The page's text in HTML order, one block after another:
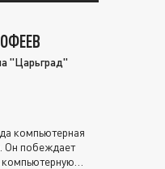
"Царьград"
компьютерная
Он побеждает
компьютерную